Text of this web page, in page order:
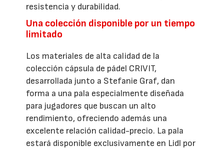
resistencia y durabilidad.
Una colección disponible por un tiempo
limitado
Los materiales de alta calidad de la
colección cápsula de pádel CRIVIT,
desarrollada junto a Stefanie Graf, dan
forma a una pala especialmente diseñada
para jugadores que buscan un alto
rendimiento, ofreciendo además una
excelente relación calidad-precio. La pala
estará disponible exclusivamente en Lidl por